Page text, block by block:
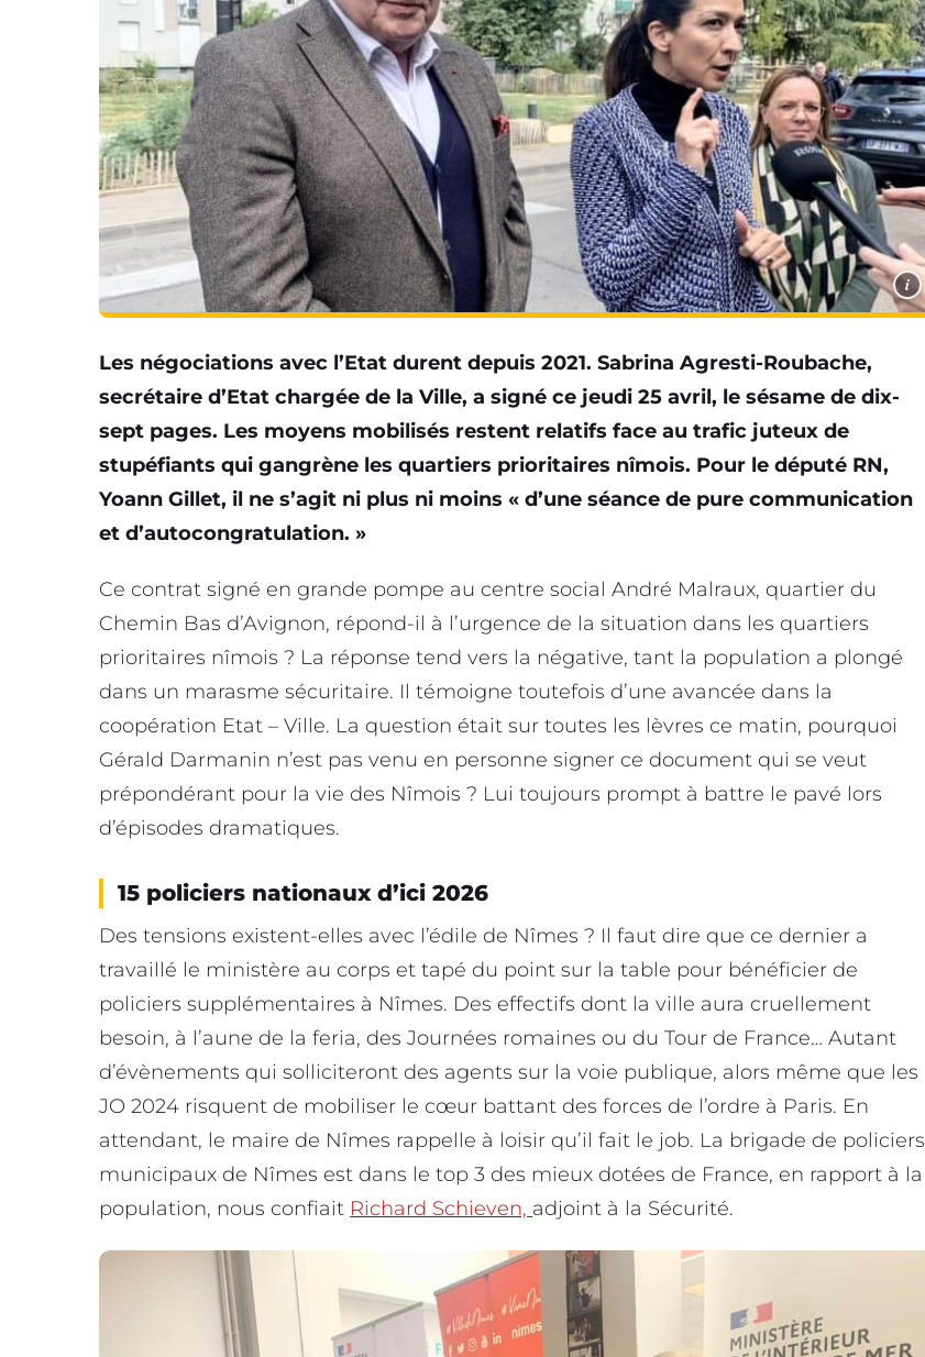
i
Les négociations avec l’Etat durent depuis 2021. Sabrina Agresti-Roubache,
secrétaire d’Etat chargée de la Ville, a signé ce jeudi 25 avril, le sésame de dix-
sept pages. Les moyens mobilisés restent relatifs face au trafic juteux de
stupéfiants qui gangrène les quartiers prioritaires nîmois. Pour le député RN,
Yoann Gillet, il ne s’agit ni plus ni moins « d’une séance de pure communication
et d’autocongratulation. »
Ce contrat signé en grande pompe au centre social André Malraux, quartier du
Chemin Bas d’Avignon, répond-il à l’urgence de la situation dans les quartiers
prioritaires nîmois ? La réponse tend vers la négative, tant la population a plongé
dans un marasme sécuritaire. Il témoigne toutefois d’une avancée dans la
coopération Etat – Ville. La question était sur toutes les lèvres ce matin, pourquoi
Gérald Darmanin n’est pas venu en personne signer ce document qui se veut
prépondérant pour la vie des Nîmois ? Lui toujours prompt à battre le pavé lors
d’épisodes dramatiques.
15 policiers nationaux d’ici 2026
Des tensions existent-elles avec l’édile de Nîmes ? Il faut dire que ce dernier a
travaillé le ministère au corps et tapé du point sur la table pour bénéficier de
policiers supplémentaires à Nîmes. Des effectifs dont la ville aura cruellement
besoin, à l’aune de la feria, des Journées romaines ou du Tour de France… Autant
d’évènements qui solliciteront des agents sur la voie publique, alors même que les
JO 2024 risquent de mobiliser le cœur battant des forces de l’ordre à Paris. En
attendant, le maire de Nîmes rappelle à loisir qu’il fait le job. La brigade de policiers
municipaux de Nîmes est dans le top 3 des mieux dotées de France, en rapport à la
population, nous confiait Richard Schieven, adjoint à la Sécurité.